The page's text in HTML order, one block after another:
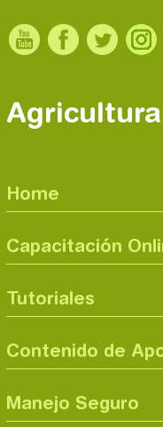
Home
Capacitación
Tutoriales
Contenido de
Manejo Seguro